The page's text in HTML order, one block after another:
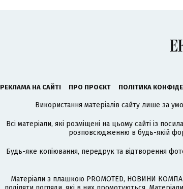
РЕКЛАМА НА САЙТІ ПРО ПРОЄКТ ПОЛІТИКА
Використання матеріалів сайту лише за
Всі матеріали, які розміщені на цьому сайті із
розповсюдженню в будь-якій
Будь-яке копіювання, передрук та відтворення
Матеріали з плашкою PROMOTED, НОВИНИ